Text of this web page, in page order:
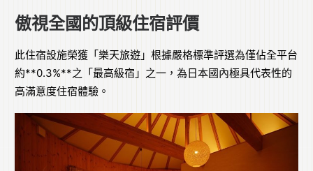
傲視全國的頂級住宿評價
此住宿設施榮獲「樂天旅遊」根據嚴格標準評選為僅佔全平台
約**0.3%**之「最高級宿」之一，為日本國內極具代表性的
高滿意度住宿體驗。